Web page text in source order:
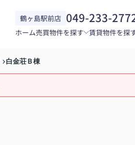
鶴ヶ島駅前店 049-233-
ホーム売買物件を探す 賃貸物件を探
白金荘Ｂ棟